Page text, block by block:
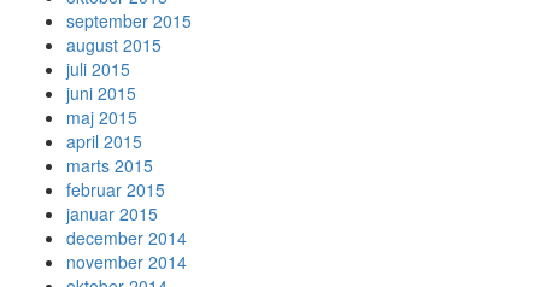
september 2015
august 2015
juli 2015
juni 2015
maj 2015
april 2015
marts 2015
februar 2015
januar 2015
december 2014
november 2014